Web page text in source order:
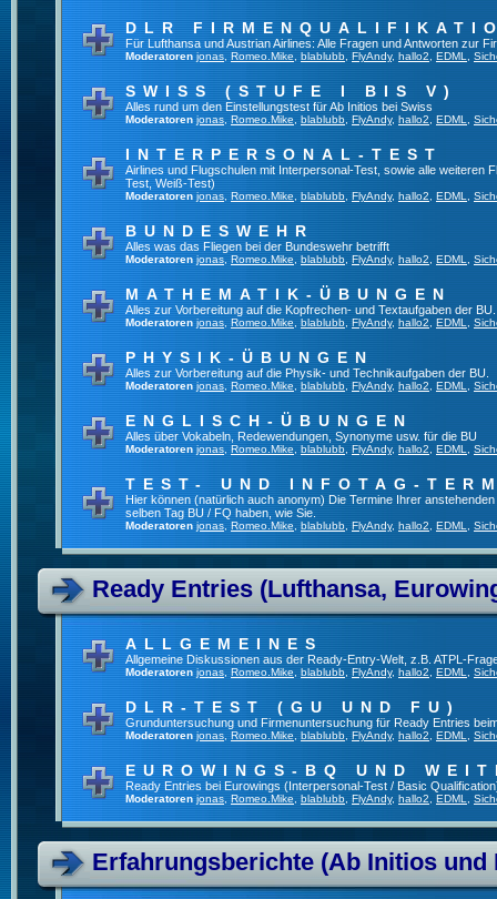
DLR
Für Lufthansa und Austrian Airlines: Alle Fragen und Antworten zur
Moderatoren jonas Romeo.Mike blablubb FlyAndy, hallo2 EDML
SWISS (STUFE I BIS V)
Alles rund um den Einstellungstest für Ab Initios bei Swiss
Moderatoren jonas Romeo.Mike blablubb FlyAndy, hallo2 EDML
INTERPERSONAL-TEST
Airlines und Flugschulen mit Interpersonal-Test, sowie alle weiteren
Test, Weiß-Test)
Moderatoren jonas Romeo.Mike blablubb FlyAndy, hallo2 EDML
BUNDESWEHR
Alles was das Fliegen bei der Bundeswehr betrifft
Moderatoren jonas Romeo.Mike blablubb FlyAndy, hallo2 EDML
MATHEMATIK-ÜBUNGEN
Alles zur Vorbereitung auf die Kopfrechen- und Textaufgaben der BU.
Moderatoren jonas Romeo.Mike blablubb FlyAndy, hallo2 EDML
PHYSIK-ÜBUNGEN
Alles zur Vorbereitung auf die Physik- und Technikaufgaben der BU.
Moderatoren jonas Romeo.Mike blablubb FlyAndy, hallo2 EDML
ENGLISCH-ÜBUNGEN
Alles über Vokabeln, Redewendungen, Synonyme usw. für die BU
Moderatoren jonas Romeo.Mike blablubb FlyAndy, hallo2 EDML
TEST- UND INFOTAG-
Hier können (natürlich auch anonym) Die Termine Ihrer
selben Tag BU / FQ haben, wie Sie.
Moderatoren jonas Romeo.Mike blablubb FlyAndy, hallo2 EDML
Ready Entries (Lufthansa,
ALLGEMEINES
Allgemeine Diskussionen aus der Ready-Entry-Welt, z.B. ATPL-
Moderatoren jonas Romeo.Mike blablubb FlyAndy, hallo2 EDML
DLR-TEST (GU UND FU)
Grunduntersuchung und Firmenuntersuchung für Ready Entries
Moderatoren jonas Romeo.Mike blablubb FlyAndy, hallo2 EDML
EUROWINGS-BQ UND
Ready Entries bei Eurowings (Interpersonal-Test / Basic
Moderatoren jonas Romeo.Mike blablubb FlyAndy, hallo2 EDML
Erfahrungsberichte (Ab Initios und